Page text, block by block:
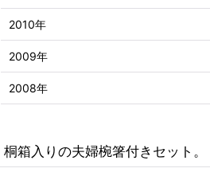
桐箱入りの夫婦椀箸付きセット。
2010年
2009年
2008年